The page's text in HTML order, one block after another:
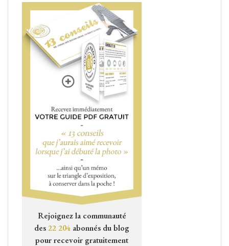
Rejoignez la communauté
des22 204 abonnés du blog
pour recevoir gratuitement